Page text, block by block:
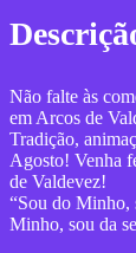
Não falte às
em Arcos de
Tradição,
Agosto! Venha
de Valdevez!
“Sou do Minho,
Minho, sou da